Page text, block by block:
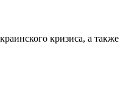
кризиса, а также